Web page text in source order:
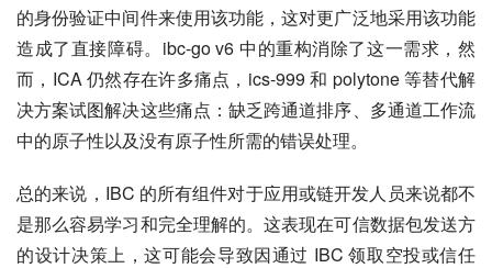
的身份验证中间件来使用该功能，这对更广泛地采用该功能
造成了直接障碍。ibc-go v6 中的重构消除了这一需求，然
而，ICA 仍然存在许多痛点，ics-999 和 polytone 等替代解
决方案试图解决这些痛点：缺乏跨通道排序、多通道工作流
中的原子性以及没有原子性所需的错误处理。
总的来说，IBC 的所有组件对于应用或链开发人员来说都不
是那么容易学习和完全理解的。这表现在可信数据包发送方
的设计决策上，这可能会导致因通过 IBC 领取空投或信任